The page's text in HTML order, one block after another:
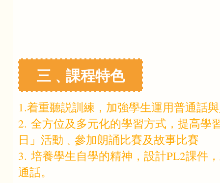
三﹑課程特色
1.着重聽説訓練，加強學生運用普通話
2. 全方位及多元化的學習方式，提高學
日」活動﹑參加朗誦比賽及故事比賽
3. 培養學生自學的精神，設計PL2課件
通話。